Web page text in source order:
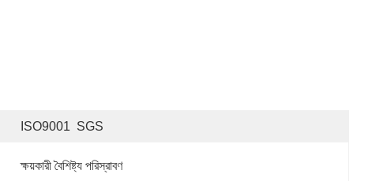
ISO9001  SGS
ক্ষয়কারী বৈশিষ্ট্য পরিস্রাবণ